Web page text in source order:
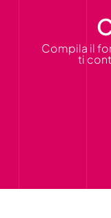
Compila il
ti